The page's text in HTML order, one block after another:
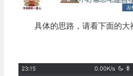
具体的思路，请看下面的大